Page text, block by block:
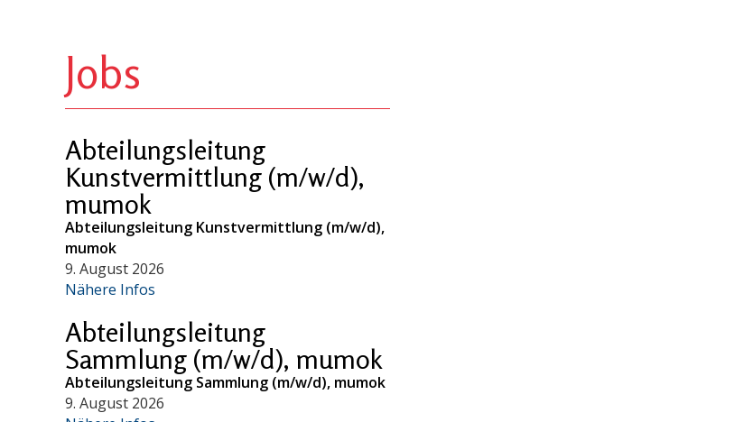
Jobs
Abteilungsleitung
Kunstvermittlung (m/w/d),
mumok
Abteilungsleitung Kunstvermittlung (m/w/d),
mumok
9. August 2026
Nähere Infos
Abteilungsleitung
Sammlung (m/w/d), mumok
Abteilungsleitung Sammlung (m/w/d), mumok
9. August 2026